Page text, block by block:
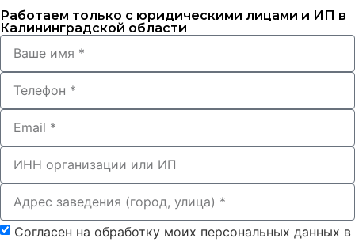
Работаем только с юридическими лицами и ИП в
Калининградской области
Согласен на обработку моих персональных данных в